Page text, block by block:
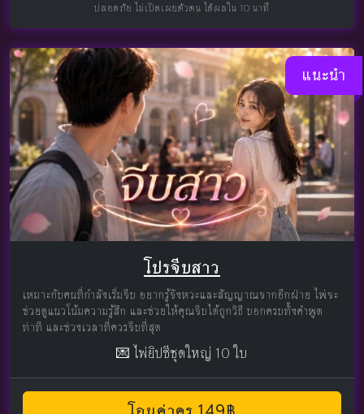
ปลอดภัย ไม่เปิดเผยตัวตน ได้ผลใน 10 นาที
แนะนำ
โปรจีบสาว
เหมาะกับคนที่กำลังเริ่มจีบ อยากรู้จังหวะและสัญญาณจากอีกฝ่าย ไพ่จะ
ช่วยดูแนวโน้มความรู้สึก และช่วยให้คุณจีบได้ถูกวิธี บอกครบทั้งคำพูด
ท่าที และช่วงเวลาที่ควรจีบที่สุด
💌 ไพ่ยิปซีชุดใหญ่ 10 ใบ